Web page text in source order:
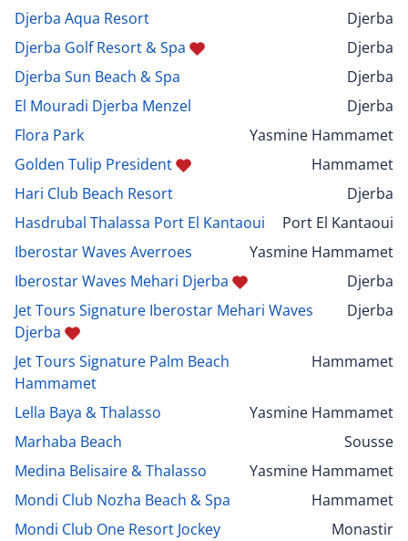
Djerba Aqua Resort
Djerba
Djerba Golf Resort & Spa
Djerba
Djerba Sun Beach & Spa
Djerba
El Mouradi Djerba Menzel
Djerba
Flora Park
Yasmine Hammamet
Golden Tulip President
Hammamet
Hari Club Beach Resort
Djerba
Hasdrubal Thalassa Port El Kantaoui
Port El Kantaoui
Iberostar Waves Averroes
Yasmine Hammamet
Iberostar Waves Mehari Djerba
Djerba
Jet Tours Signature Iberostar Mehari Waves
Djerba
Djerba
Jet Tours Signature Palm Beach
Hammamet
Hammamet
Lella Baya & Thalasso
Yasmine Hammamet
Marhaba Beach
Sousse
Medina Belisaire & Thalasso
Yasmine Hammamet
Mondi Club Nozha Beach & Spa
Hammamet
Mondi Club One Resort Jockey
Monastir